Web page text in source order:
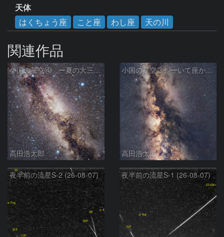
天体
はくちょう座
こと座 わし座 天の川
関連作品
小国の星空④ ー夏の大三角と天の川ー
高田浩太郎
小国の星空③ ーいて座からわし座にかけての銀河ー
高田浩太郎
夜半前の流星S-2 (26-08-07) 夜半前の流星S-1 (26-08-07)